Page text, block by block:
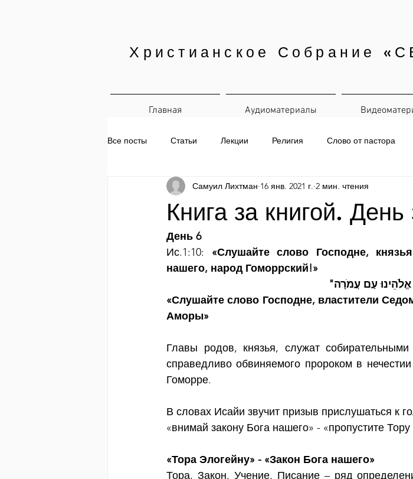
Христианское Собрание
Главная Аудиоматериалы
Все посты Статьи Лекции Религия Слово от пастора
Печатные материалы Ежедневная рассылка
Книга за книгой.
Самуил Лихтман 16 янв. 2021 г. 2 мин. чтения
День 6
Ис.1:10: «Слушайте слово Господне,
нашего, народ Гоморрский!»
אֱלֹהֵינוּ עַם עֲמֹרָה"
«Слушайте слово Господне, властители
Аморы»
Главы родов, князья, служат
справедливо обвиняемого пророком в
Гоморре.
В словах Исайи звучит призыв прислушаться к
«внимай закону Бога нашего» - «пропустите
«Тора Элогейну» - «Закон Бога нашего»
Тора, Закон, Учение, Писание – ряд